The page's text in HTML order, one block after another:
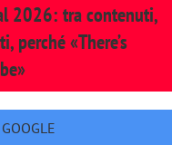
2026: tra contenuti,
perché «There’s
GOOGLE